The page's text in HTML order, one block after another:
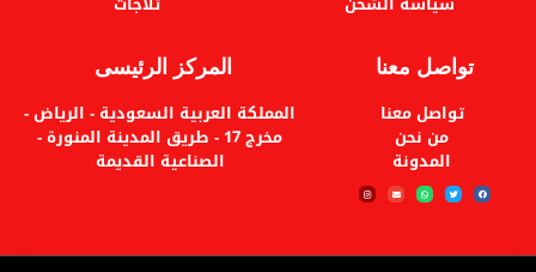
تواصل معنا
تواصل معنا
من نحن
المدونة
المركز الرئيسى
المملكة العربية السعودية - الرياض -
مخرج 17 - طريق المدينة المنورة -
الصناعية القديمة